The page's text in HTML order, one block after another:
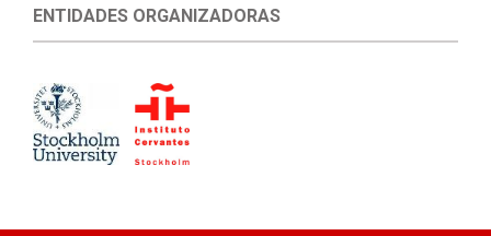
ENTIDADES ORGANIZADORAS